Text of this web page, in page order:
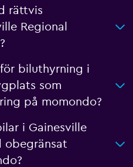
rättvis
Regional
biluthyrning i
som
på momondo?
i Gainesville
obegränsat